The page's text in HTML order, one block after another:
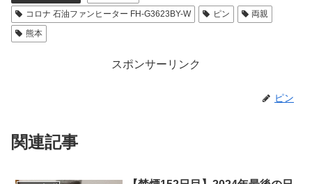
コロナ 石油ファンヒーター FH-G3623BY-W
ピン
両親
熊本
スポンサーリンク
ピン
関連記事